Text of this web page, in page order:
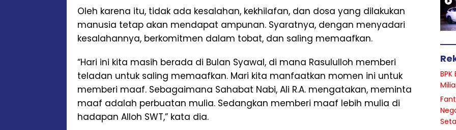
Oleh karena itu, tidak ada kesalahan, kekhilafan, dan dosa yang dilakukan
manusia tetap akan mendapat ampunan. Syaratnya, dengan menyadari
kesalahannya, berkomitmen dalam tobat, dan saling memaafkan.
“Hari ini kita masih berada di Bulan Syawal, di mana Rasululloh memberi
teladan untuk saling memaafkan. Mari kita manfaatkan momen ini untuk
memberi maaf. Sebagaimana Sahabat Nabi, Ali R.A. mengatakan, meminta
maaf adalah perbuatan mulia. Sedangkan memberi maaf lebih mulia di
hadapan Alloh SWT,” kata dia.